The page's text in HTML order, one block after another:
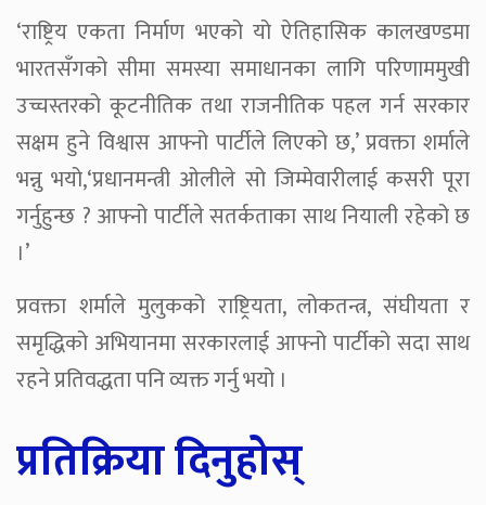
‘राष्ट्रिय एकता निर्माण भएको यो ऐतिहासिक कालखण्डमा
भारतसँगको सीमा समस्या समाधानका लागि परिणाममुखी
उच्चस्तरको कूटनीतिक तथा राजनीतिक पहल गर्न सरकार
सक्षम हुने विश्वास आफ्नो पार्टीले लिएको छ,’ प्रवक्ता शर्माले
भन्नु भयो,‘प्रधानमन्त्री ओलीले सो जिम्मेवारीलाई कसरी पूरा
गर्नुहुन्छ ? आफ्नो पार्टीले सतर्कताका साथ नियाली रहेको छ
।’
प्रवक्ता शर्माले मुलुकको राष्ट्रियता, लोकतन्त्र, संघीयता र
समृद्धिको अभियानमा सरकारलाई आफ्नो पार्टीको सदा साथ
रहने प्रतिवद्धता पनि व्यक्त गर्नु भयो ।
प्रतिक्रिया दिनुहोस्